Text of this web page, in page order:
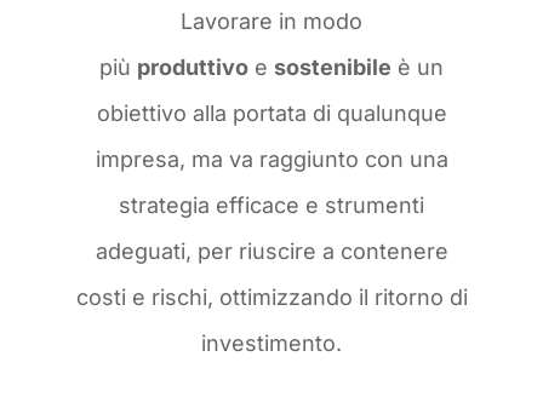
Lavorare in modo
più produttivo e sostenibile è un
obiettivo alla portata di qualunque
impresa, ma va raggiunto con una
strategia efficace e strumenti
adeguati, per riuscire a contenere
costi e rischi, ottimizzando il ritorno di
investimento.